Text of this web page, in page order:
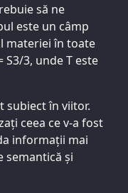
să ne
este un câmp
materiei în toate
S3/3, unde T este
subiect în viitor.
ceea ce v-a fost
informații mai
semantică și